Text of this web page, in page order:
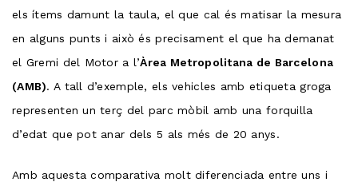
els ítems damunt la taula, el que cal és matisar la mesura
en alguns punts i això és precisament el que ha demanat
el Gremi del Motor a l’Àrea Metropolitana de Barcelona
(AMB). A tall d’exemple, els vehicles amb etiqueta groga
representen un terç del parc mòbil amb una forquilla
d’edat que pot anar dels 5 als més de 20 anys.
Amb aquesta comparativa molt diferenciada entre uns i